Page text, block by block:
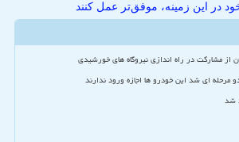
در این زمینه، موفق‌تر عمل کنند
از مشارکت در راه اندازی نیروگاه های خورشیدی
مرحله ای شد این خودرو ها اجازه ورود ندارند
شد